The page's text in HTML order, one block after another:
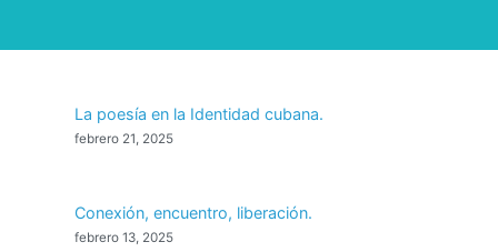
La poesía en la Identidad cubana.
febrero 21, 2025
Conexión, encuentro, liberación.
febrero 13, 2025